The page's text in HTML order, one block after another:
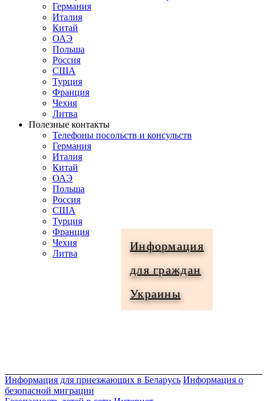
Германия
Италия
Китай
ОАЭ
Польша
Россия
США
Турция
Франция
Чехия
Литва
Полезные контакты
Телефоны посольств и консульств
Германия
Италия
Китай
ОАЭ
Польша
Россия
США
Турция
Франция
Чехия
Литва
Информация
для граждан
Украины
Информация для приезжающих в Беларусь Информация о
безопасной миграции